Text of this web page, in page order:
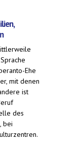
Ehe
mit denen
ist
des
bei